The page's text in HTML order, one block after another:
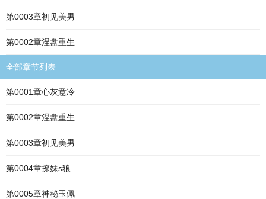
第0003章初见美男
第0002章涅盘重生
全部章节列表
第0001章心灰意冷
第0002章涅盘重生
第0003章初见美男
第0004章撩妹s狼
第0005章神秘玉佩